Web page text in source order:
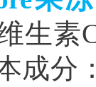
生素
成分